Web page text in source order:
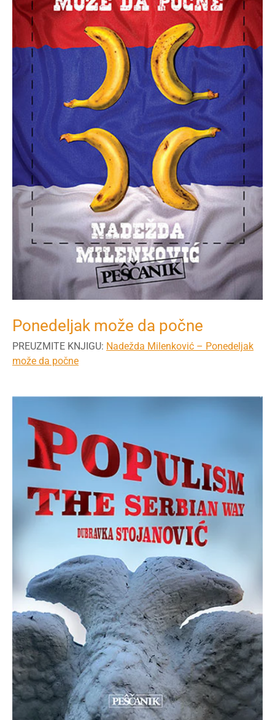
Ponedeljak može da počne
PREUZMITE KNJIGU: Nadežda Milenković – Ponedeljak
može da počne